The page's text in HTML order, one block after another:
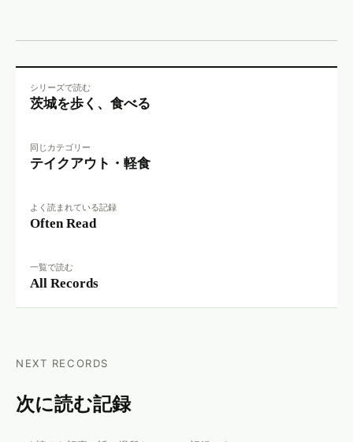
シリーズで読む
茨城を歩く、食べる
同じカテゴリー
テイクアウト・軽食
よく読まれている記録
Often Read
一覧で読む
All Records
NEXT RECORDS
次に読む記録